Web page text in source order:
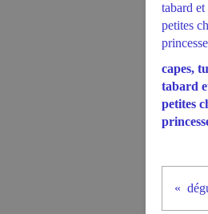
capes,
tabard
petites